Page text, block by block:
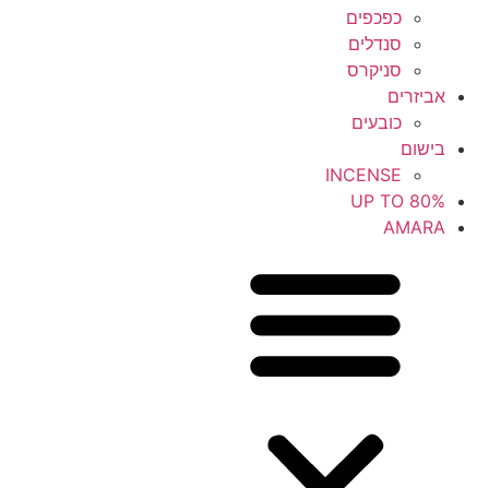
כפכפים
סנדלים
סניקרס
אביזרים
כובעים
בישום
INCENSE
UP TO 80%
AMARA